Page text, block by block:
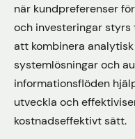
när kundpreferenser
och investeringar styrs
att kombinera
systemlösningar och
informationsflöden
utveckla och
kostnadseffektivt sätt.